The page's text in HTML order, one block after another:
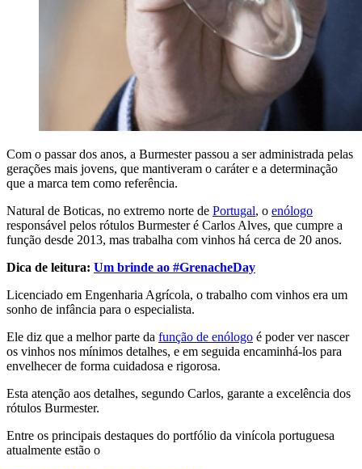
Com o passar dos anos, a Burmester passou a ser administrada pelas
gerações mais jovens, que mantiveram o caráter e a determinação
que a marca tem como referência.
Natural de Boticas, no extremo norte de Portugal, o enólogo
responsável pelos rótulos Burmester é Carlos Alves, que cumpre a
função desde 2013, mas trabalha com vinhos há cerca de 20 anos.
Dica de leitura: Um brinde ao #GrenacheDay
Licenciado em Engenharia Agrícola, o trabalho com vinhos era um
sonho de infância para o especialista.
Ele diz que a melhor parte da função de enólogo é poder ver nascer
os vinhos nos mínimos detalhes, e em seguida encaminhá-los para
envelhecer de forma cuidadosa e rigorosa.
Esta atenção aos detalhes, segundo Carlos, garante a excelência dos
rótulos Burmester.
Entre os principais destaques do portfólio da vinícola portuguesa
atualmente estão o